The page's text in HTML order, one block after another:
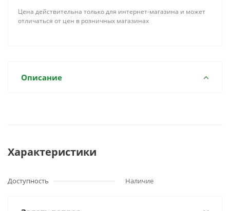
Цена действительна только для интернет-магазина и может
отличаться от цен в розничных магазинах
Описание
Характеристики
Доступность Наличие